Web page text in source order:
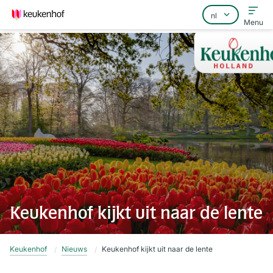
Home
Veelgestelde vragen
Contact
Menu
Keukenhof kijkt uit naar de lente
Keukenhof Nieuws Keukenhof kijkt uit naar de lente